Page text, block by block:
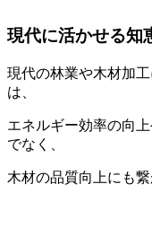
現代に活かせる知
現代の林業や木材加
は、
エネルギー効率の向
でなく、
木材の品質向上にも繋